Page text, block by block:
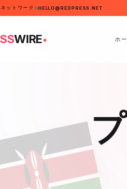
ットワーク HELLO@REDPRESS.NET
WIRE. ホ